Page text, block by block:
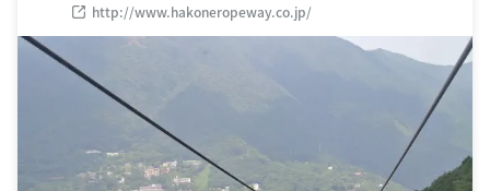
http://www.hakoneropeway.co.jp/